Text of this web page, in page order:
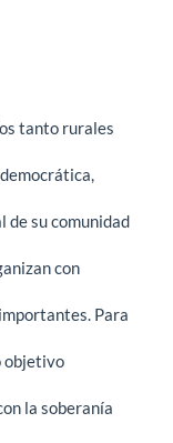
tanto rurales
de su comunidad
con
Para
objetivo
la soberanía